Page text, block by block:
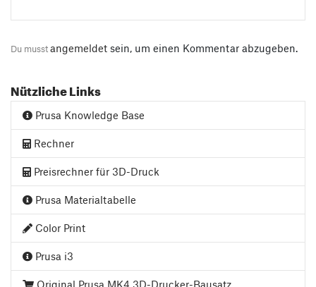
Du musstangemeldet sein, um einen Kommentar abzugeben.
Nützliche Links
Prusa Knowledge Base
Rechner
Preisrechner für 3D-Druck
Prusa Materialtabelle
Color Print
Prusa i3
Original Prusa MK4 3D-Drucker-Bausatz